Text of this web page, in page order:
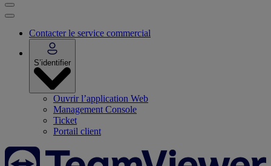
Contacter le service commercial
S’identifier
Ouvrir l’application Web
Management Console
Ticket
Portail client